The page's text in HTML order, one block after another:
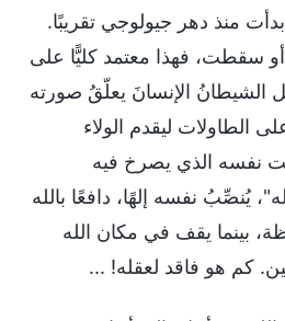
بدأت منذ دهر جيولوجي تقريبًا.
سقطت، فهذا معتمد كليًّا على
الشيطانُ الإنسانَ يعلّقُ صورته
الطاولات ليقدم الولاء
نفسه الذي يصرخ فيه
يُنصِّبُ نفسه إلهًا، دافعًا بالله
بينما يقف في مكان الله
كم هو فاقد لعقله! ...